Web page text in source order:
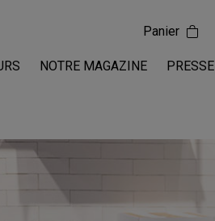
Panier
NOTRE MAGAZINE PRESSE